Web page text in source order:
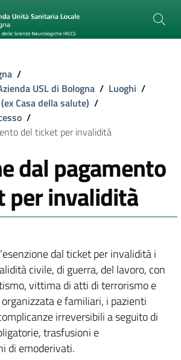
/
USL di Bologna / Luoghi /
Casa della salute) /
/
del ticket per invalidità
dal pagamento
per invalidità
dal ticket per invalidità i
civile, di guerra, del lavoro, con
vittima di atti di terrorismo e
e familiari, i pazienti
irreversibili a seguito di
trasfusioni e
di emoderivati.